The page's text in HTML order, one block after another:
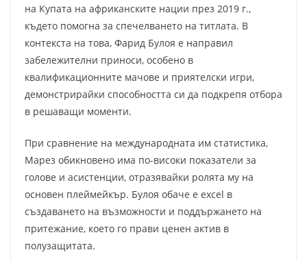
на Купата на африканските нации през 2019 г.,
където помогна за спечелването на титлата. В
контекста на това, Фарид Булоя е направил
забележителни приноси, особено в
квалификационните мачове и приятелски игри,
демонстрирайки способността си да подкрепя отбора
в решаващи моменти.
При сравнение на международната им статистика,
Марез обикновено има по-високи показатели за
голове и асистенции, отразявайки ролята му на
основен плеймейкър. Булоя обаче е excel в
създаването на възможности и поддържането на
притежание, което го прави ценен актив в
полузащитата.